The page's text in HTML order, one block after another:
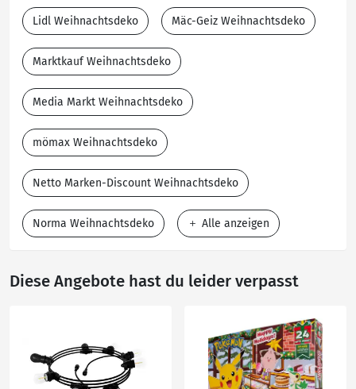
Lidl Weihnachtsdeko Mäc-Geiz Weihnachtsdeko
Marktkauf Weihnachtsdeko
Media Markt Weihnachtsdeko
mömax Weihnachtsdeko
Netto Marken-Discount Weihnachtsdeko
Norma Weihnachtsdeko Alle anzeigen
Diese Angebote hast du leider verpasst